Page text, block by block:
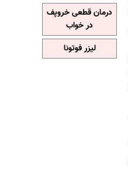
درمان قطعی خروپف
در خواب
لیزر فوتونا